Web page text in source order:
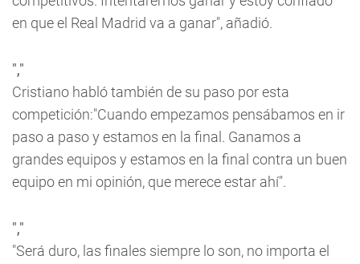
en que el Real Madrid va a ganar", añadió.
","
Cristiano habló también de su paso por esta
competición:"Cuando empezamos pensábamos en ir
paso a paso y estamos en la final. Ganamos a
grandes equipos y estamos en la final contra un buen
equipo en mi opinión, que merece estar ahí".
","
"Será duro, las finales siempre lo son, no importa el